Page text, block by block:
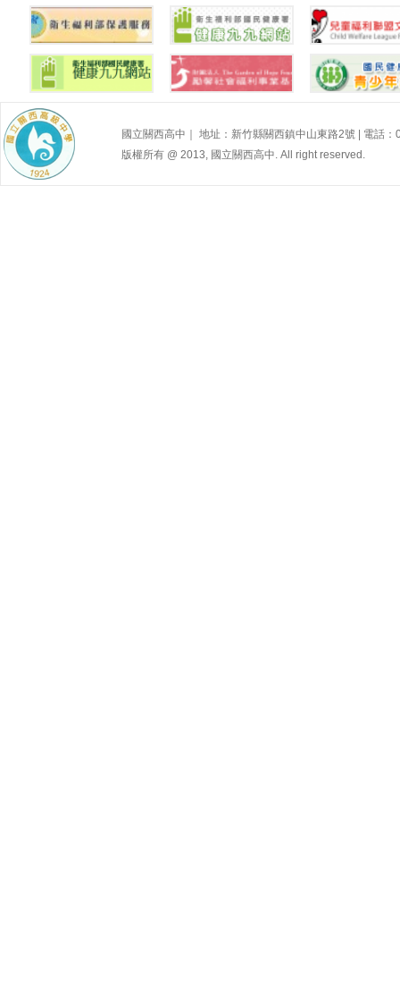
高級中等學校性別
平等教育資源中心
教育部性別平等教
新竹縣政府--
國民健康署青少年
網站—性福e學園
性別Ｑ＆Ａ
新竹馬偕
內政部性騷擾防治
國立關西高中｜ 地址：新竹縣關西鎮中山東路2號 | 電話
版權所有 @ 2013, 國立關西高中. All right reserved.